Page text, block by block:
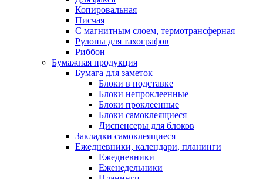
Копировальная
Писчая
С магнитным слоем, термотрансферная
Рулоны для тахографов
Риббон
Бумажная продукция
Бумага для заметок
Блоки в подставке
Блоки непроклеенные
Блоки проклеенные
Блоки самоклеящиеся
Диспенсеры для блоков
Закладки самоклеящиеся
Ежедневники, календари, планинги
Ежедневники
Еженедельники